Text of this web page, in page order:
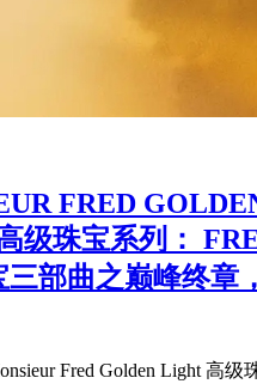
FRED
级珠宝系列：
三部曲之巅峰终章
Fred Golden Light 高级